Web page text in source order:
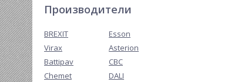
Производители
BREXIT
Esson
Virax
Asterion
Battipav
CBC
Chemet
DALI